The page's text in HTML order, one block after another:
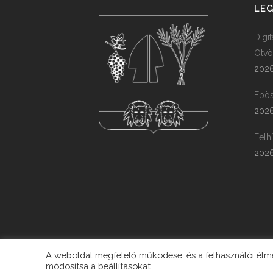
A weboldal megfelelő működése, és a felhasználói
módosítsa a beállításokat.